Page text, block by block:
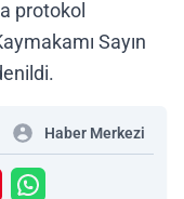
protokol
Sayın
Haber Merkezi